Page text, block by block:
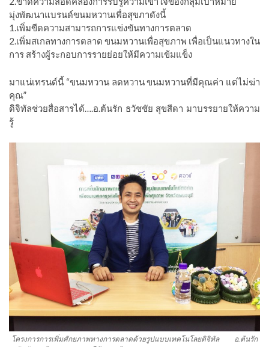
มุ่งพัฒนาแบรนด์ขนมหวานเพื่อสุขภาดังนี้
1.เพิ่มขีดความสามารถการแข่งขันทางการตลาด
2.เพิ่มสเกลทางการตลาด ขนมหวานเพื่อสุขภาพ เพื่อเป็นแนวทางใน
การ สร้างผู้ระกอบการรายย่อยให้มีความเข้มแข็ง
มาแน่เทรนด์นี้ “ขนมหวาน ลดหวาน ขนมหวานที่มีคุณค่า แต่ไม่ฆ่า
คุณ”
ดิจิทัลช่วยสื่อสารได้….อ.ต้นรัก ธวัชชัย สุขสีดา มาบรรยายให้ความ
รู้
โครงการการเพิ่มศักยภาพทางการตลาดด้วยรูปแบบเทคโนโลยดิจิทัล อ.ต้นรัก